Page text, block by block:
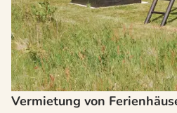
Vermietung von